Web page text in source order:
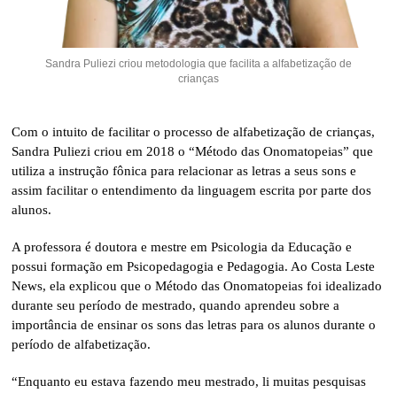
Sandra Puliezi criou metodologia que facilita a alfabetização de
crianças
Com o intuito de facilitar o processo de alfabetização de crianças,
Sandra Puliezi criou em 2018 o “Método das Onomatopeias” que
utiliza a instrução fônica para relacionar as letras a seus sons e
assim facilitar o entendimento da linguagem escrita por parte dos
alunos.
A professora é doutora e mestre em Psicologia da Educação e
possui formação em Psicopedagogia e Pedagogia. Ao Costa Leste
News, ela explicou que o Método das Onomatopeias foi idealizado
durante seu período de mestrado, quando aprendeu sobre a
importância de ensinar os sons das letras para os alunos durante o
período de alfabetização.
“Enquanto eu estava fazendo meu mestrado, li muitas pesquisas